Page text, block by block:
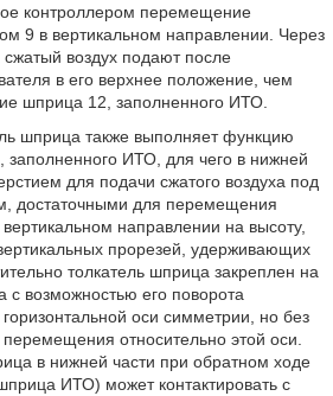
контроллером перемещение
9 в вертикальном направлении. Через
сжатый воздух подают после
в его верхнее положение, чем
шприца 12, заполненного ИТО.
шприца также выполняет функцию
ИТО, для чего в нижней
для подачи сжатого воздуха под
достаточными для перемещения
направлении на высоту,
прорезей, удерживающих
толкатель шприца закреплен на
с возможностью его поворота
оси симметрии, но без
относительно этой оси.
в нижней части при обратном ходе
ИТО) может контактировать с